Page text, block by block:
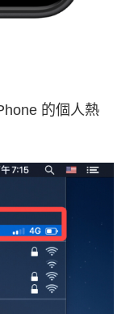
的個人熱